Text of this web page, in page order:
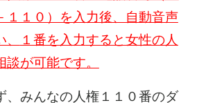
１１０）を入力後、自動音声
１番を入力すると女性の人
が可能です。
、みんなの人権１１０番のダ